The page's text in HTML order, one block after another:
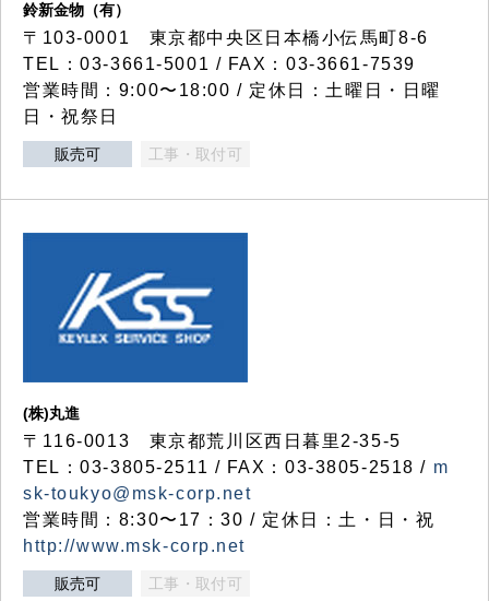
鈴新金物（有）
〒103-0001 東京都中央区日本橋小伝馬町8-6
TEL：03-3661-5001 / FAX：03-3661-7539
営業時間：9:00〜18:00 / 定休日：土曜日・日曜
日・祝祭日
販売可 工事・取付可
(株)丸進
〒116-0013 東京都荒川区西日暮里2-35-5
TEL：03-3805-2511 / FAX：03-3805-2518 / m
sk-toukyo@msk-corp.net
営業時間：8:30〜17：30 / 定休日：土・日・祝
http://www.msk-corp.net
販売可 工事・取付可